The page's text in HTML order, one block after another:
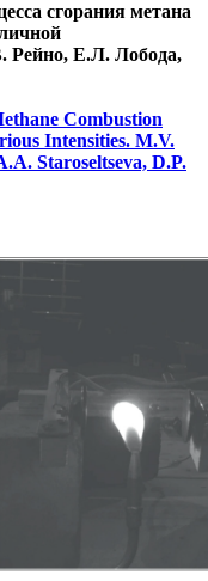
сгорания метана
Рейно, Е.Л. Лобода,
Combustion
Intensities. M.V.
Staroseltseva, D.P.